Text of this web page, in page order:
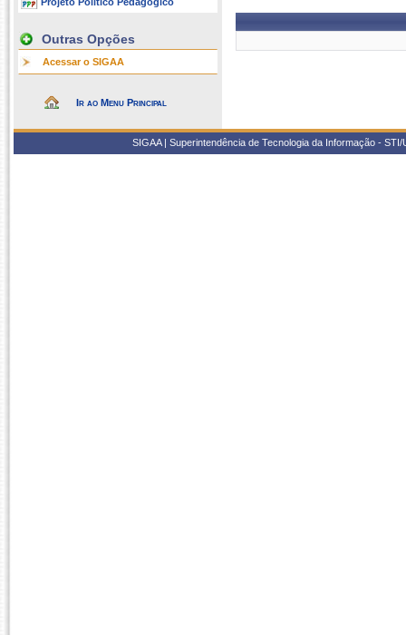
Outras Opções
Acessar o SIGAA
Ir ao Menu Principal
SIGAA | Superintendência de Tecnologia da Informação -